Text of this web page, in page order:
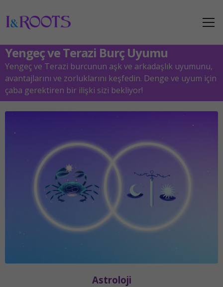
Yengeç ve Terazi Burç Uyumu
Yengeç ve Terazi burcunun aşk ve arkadaşlık uyumunu,
avantajlarını ve zorluklarını keşfedin. Denge ve uyum için
çaba gerektiren bir ilişki sizi bekliyor!
Astroloji